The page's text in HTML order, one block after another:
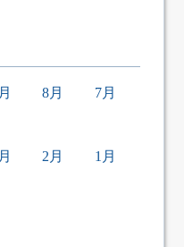
8月 7月
2月 1月